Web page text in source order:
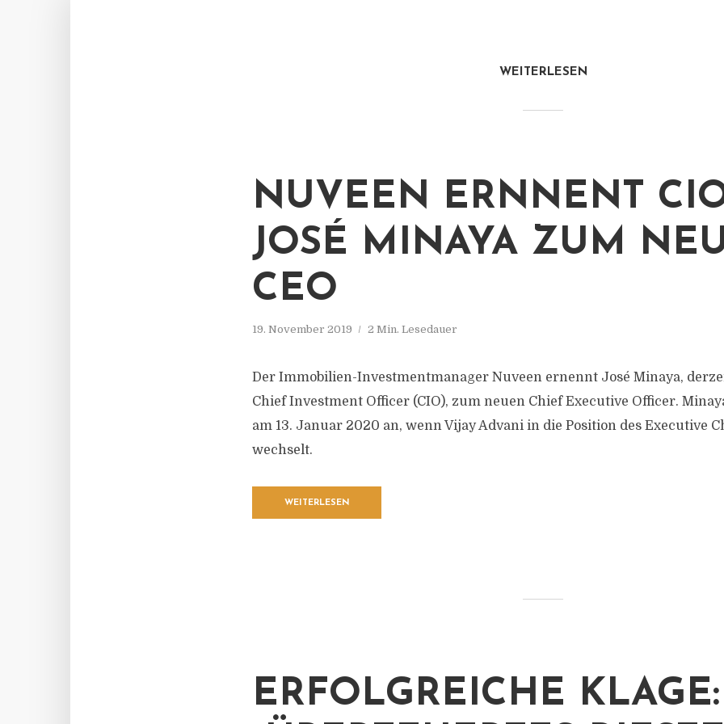
WEITERLESEN
NUVEEN ERNNENT
JOSÉ MINAYA ZUM
CEO
19. November 2019 2 Min. Lesedauer
Der Immobilien-Investmentmanager Nuveen ernennt José Minaya,
Chief Investment Officer (CIO), zum neuen Chief Executive Officer.
am 13. Januar 2020 an, wenn Vijay Advani in die Position des Executive
wechselt.
WEITERLESEN
ERFOLGREICHE KLAGE: